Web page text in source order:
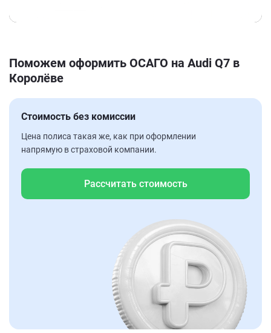
Поможем оформить ОСАГО на Audi Q7 в
Королёве
Стоимость без комиссии
Цена полиса такая же, как при оформлении
напрямую в страховой компании.
Рассчитать стоимость